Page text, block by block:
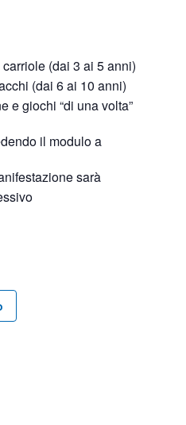
(dai 3 ai 5 anni)
(dai 6 ai 10 anni)
e giochi “di una volta”
il modulo a
sarà